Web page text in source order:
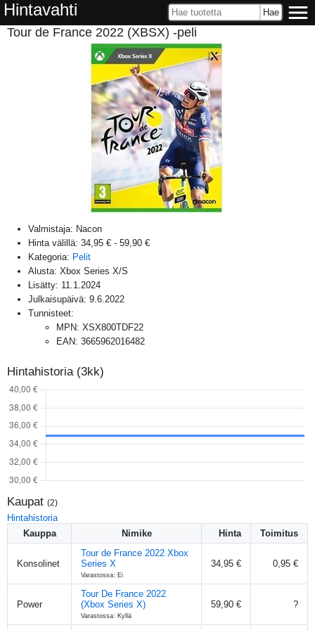
Hintavahti
Tour de France 2022 (XBSX) -peli
Valmistaja: Nacon
Hinta välillä: 34,95 € - 59,90 €
Kategoria: Pelit
Alusta: Xbox Series X/S
Lisätty: 11.1.2024
Julkaisupäivä: 9.6.2022
Tunnisteet:
MPN: XSX800TDF22
EAN: 3665962016482
Hintahistoria (3kk)
Kaupat (2)
Hintahistoria
Kauppa
Nimike Hinta Toimitus
Konsolinet
Tour de France 2022 Xbox
Series X
Varastossa: Ei
34,95 € 0,95 €
Power
Tour De France 2022
(Xbox Series X)
Varastossa: Kyllä
59,90 € ?